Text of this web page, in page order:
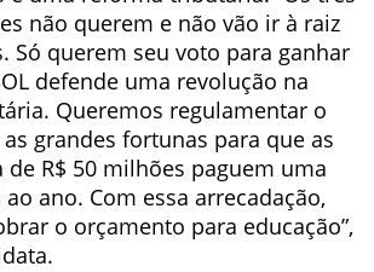
não querem e não vão ir à raiz
Só querem seu voto para ganhar
defende uma revolução na
Queremos regulamentar o
grandes fortunas para que as
R$ 50 milhões paguem uma
ano. Com essa arrecadação,
o orçamento para educação”,